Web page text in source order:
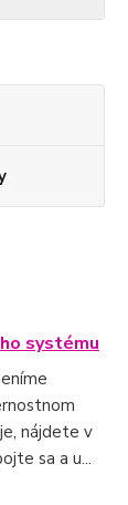
systému
nájdete v
sa a u...